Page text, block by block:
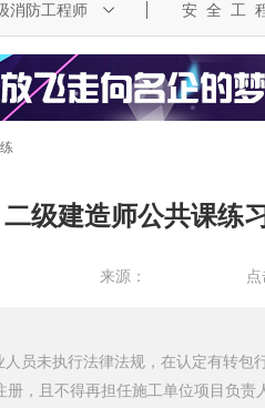
消防工程师 安 全 工
二级建造师公共课练
来源：
未执行法律法规，在认定有转包
册，且不得再担任施工单位项目负责